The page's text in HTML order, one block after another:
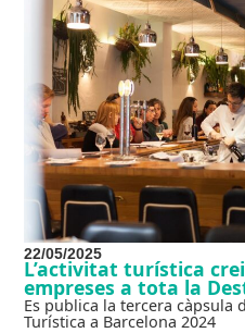
22/05/2025
L’activitat turística
empreses a tota la
Es publica la tercera càpsula
Turística a Barcelona 2024